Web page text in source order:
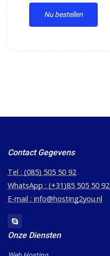
Nu bestellen
Contact Gegevens
Tel : (085) 505 50 92
WhatsApp : (+31)85 505 50 92
E-mail : info@hosting2you.nl
Onze Diensten